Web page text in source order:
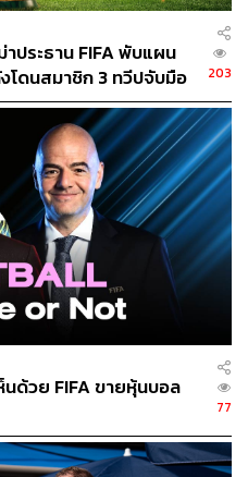
เห็นอีกด้วยว่า “นักฟุตบอล
งได้พัก 4 เดือนต่อปี ในขณะ
รับอะไรแบบนี้เลยตลอดชีวิต
ดียวกับอีกหลายฝ่ายที่แสดง
งนักฟุตบอล และผลกระทบที่
ขันใหญ่ในระดับนี้เข้ามาใน
รแข่งขันฟุตบอลโลก ซึ่ง
ฟรี’ ที่นักฟุตบอลในระดับ Elite
าเวียร์ เตวาส ประธานลาลี
ร เหมือนกับการแข่งขัน
ประธาน FIFA พับแผน
โดนสมาชิก 3 ทวีปจับมือ
203
นด้วย FIFA ขายหุ้นบอล
77